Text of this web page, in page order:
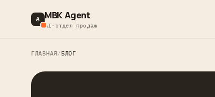
A MBK Agent
AI-отдел продаж
ГЛАВНАЯ / БЛОГ